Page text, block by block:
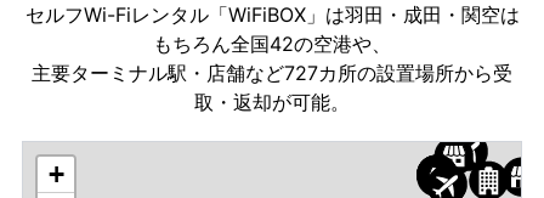
セルフWi-Fiレンタル「WiFiBOX」は羽田・成田・関空は
もちろん全国42の空港や、
主要ターミナル駅・店舗など727カ所の設置場所から受
取・返却が可能。
+